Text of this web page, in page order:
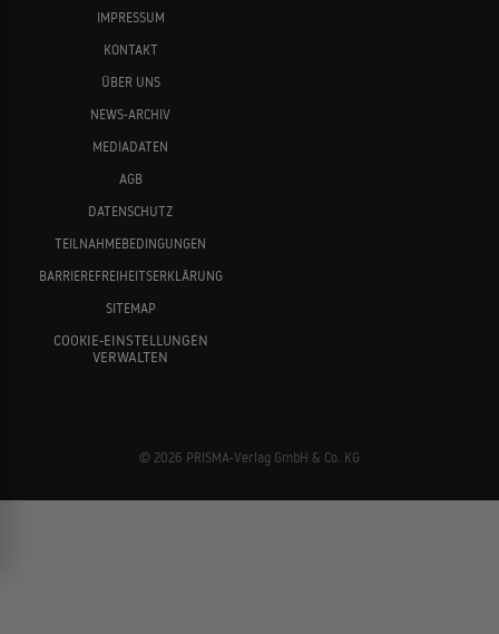
IMPRESSUM
KONTAKT
ÜBER UNS
NEWS-ARCHIV
MEDIADATEN
AGB
DATENSCHUTZ
TEILNAHMEBEDINGUNGEN
BARRIEREFREIHEITSERKLÄRUNG
SITEMAP
COOKIE-EINSTELLUNGEN
VERWALTEN
© 2026 PRISMA-Verlag GmbH & Co. KG